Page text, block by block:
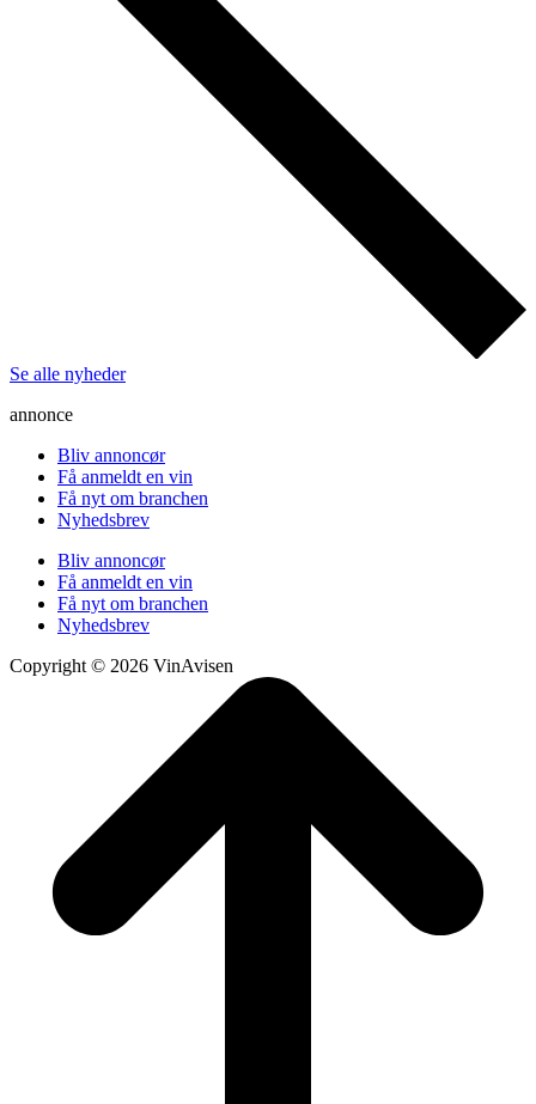
Se alle nyheder
annonce
Bliv annoncør
Få anmeldt en vin
Få nyt om branchen
Nyhedsbrev
Bliv annoncør
Få anmeldt en vin
Få nyt om branchen
Nyhedsbrev
Copyright © 2026 VinAvisen